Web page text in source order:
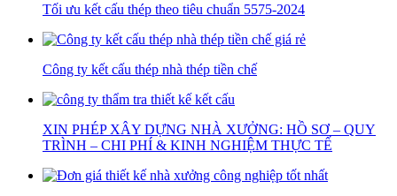
Tối ưu kết cấu thép theo tiêu chuẩn 5575-2024
Công ty kết cấu thép nhà thép tiền chế
XIN PHÉP XÂY DỰNG NHÀ XƯỞNG: HỒ SƠ – QUY
TRÌNH – CHI PHÍ & KINH NGHIỆM THỰC TẾ